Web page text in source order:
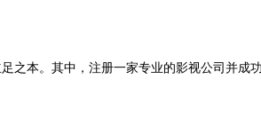
之本。其中，注册一家专业的影视公司并成